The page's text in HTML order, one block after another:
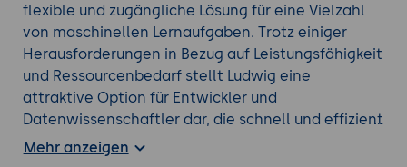
flexible und zugängliche Lösung für eine Vielzahl
von maschinellen Lernaufgaben. Trotz einiger
Herausforderungen in Bezug auf Leistungsfähigkeit
und Ressourcenbedarf stellt Ludwig eine
attraktive Option für Entwickler und
Datenwissenschaftler dar, die schnell und effizient
Deep-Learning-Modelle erstellen möchten.
Mehr anzeigen